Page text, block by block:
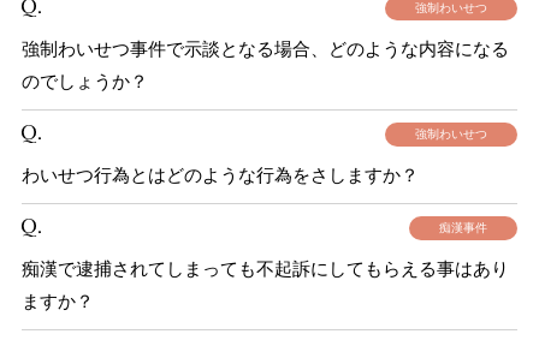
強制わいせつ
強制わいせつ事件で示談となる場合、どのような内容になる
のでしょうか？
強制わいせつ
わいせつ行為とはどのような行為をさしますか？
痴漢事件
痴漢で逮捕されてしまっても不起訴にしてもらえる事はあり
ますか？